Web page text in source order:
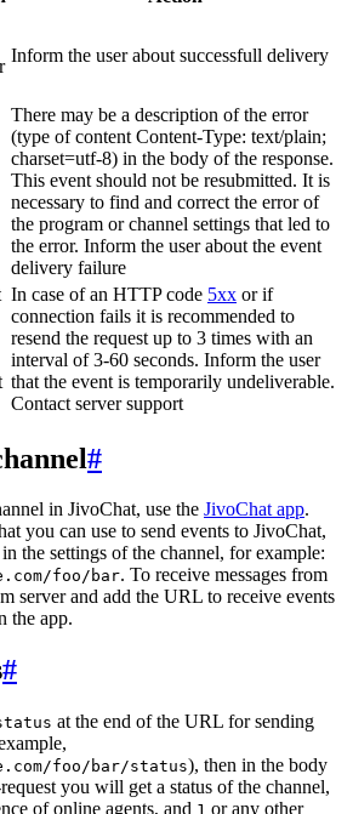
Inform the user about successfull delivery
There may be a description of the error
(type of content Content-Type: text/plain;
charset=utf-8) in the body of the response.
This event should not be resubmitted. It is
necessary to find and correct the error of
the program or channel settings that led to
the error. Inform the user about the event
delivery failure
In case of an HTTP code 5xx or if
connection fails it is recommended to
resend the request up to 3 times with an
interval of 3-60 seconds. Inform the user
that the event is temporarily undeliverable.
Contact server support
#
in JivoChat, use the JivoChat app.
you can use to send events to JivoChat,
the settings of the channel, for example:
foo/bar. To receive messages from
server and add the URL to receive events
the app.
#
at the end of the URL for sending
foo/bar/status), then in the body
you will get a status of the channel,
of online agents, and 1 or any other